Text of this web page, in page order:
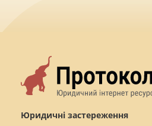
Юридичні застереження